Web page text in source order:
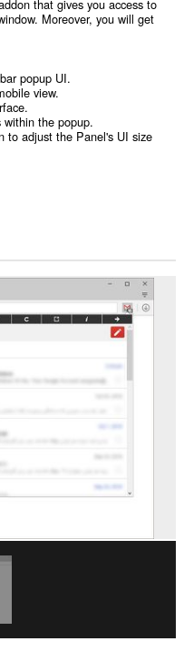
that gives you access to
Moreover, you will get
popup UI.
view.
the popup.
to adjust the Panel's UI size